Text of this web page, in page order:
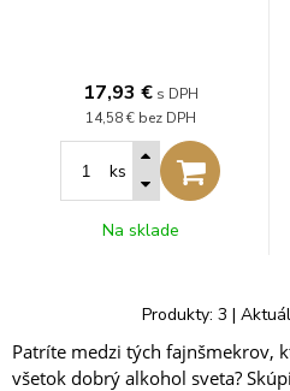
17,93 € s DPH
14,58 € bez DPH
ks
Na sklade
Produkty: 3 |
Patríte medzi tých fajnšmekrov,
všetok dobrý alkohol sveta?